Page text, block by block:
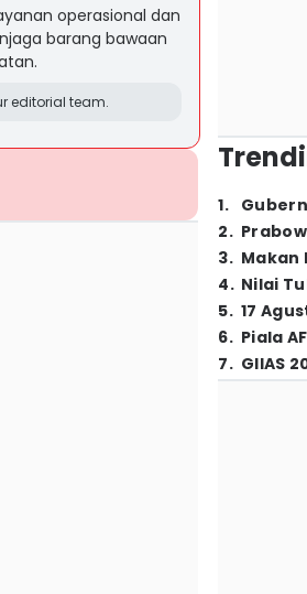
operasional dan
barang bawaan
editorial team.
1.
2.
3. Makan
4. Nilai
5. 17
6. Piala
7. GIIAS